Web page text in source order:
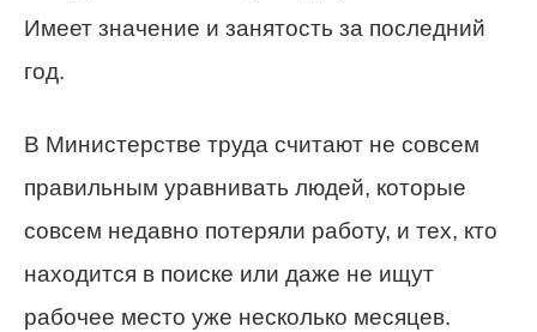
Имеет значение и занятость за последний
год.
В Министерстве труда считают не совсем
правильным уравнивать людей, которые
совсем недавно потеряли работу, и тех, кто
находится в поиске или даже не ищут
рабочее место уже несколько месяцев.